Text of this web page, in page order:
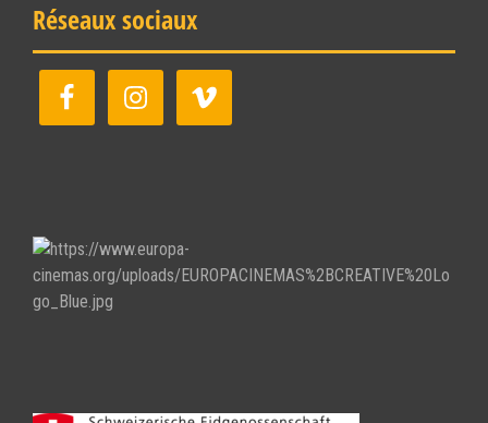
Réseaux sociaux